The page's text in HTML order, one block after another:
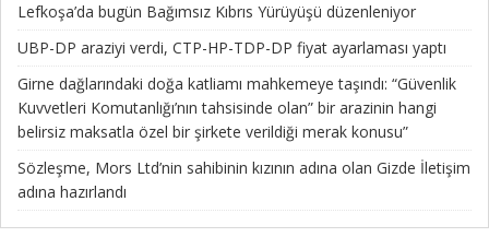
Lefkoşa’da bugün Bağımsız Kıbrıs Yürüyüşü düzenleniyor
UBP-DP araziyi verdi, CTP-HP-TDP-DP fiyat ayarlaması yaptı
Girne dağlarındaki doğa katliamı mahkemeye taşındı: “Güvenlik
Kuvvetleri Komutanlığı’nın tahsisinde olan” bir arazinin hangi
belirsiz maksatla özel bir şirkete verildiği merak konusu”
Sözleşme, Mors Ltd’nin sahibinin kızının adına olan Gizde İletişim
adına hazırlandı